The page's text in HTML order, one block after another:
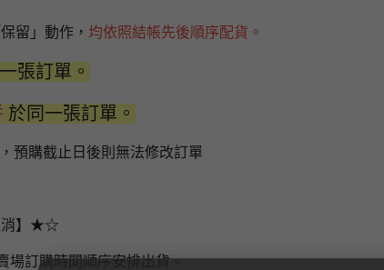
留」動作， 均依照結帳先後順序配貨。
張訂單。
於同一張訂單。
預購截止日後則無法修改訂單
消】★☆
場訂購時間順序安排出貨。